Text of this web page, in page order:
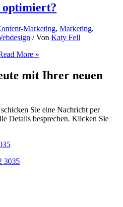
optimiert?
Marketing, Marketing,
/ Von Katy Fell
More »
mit Ihrer neuen
Sie eine Nachricht per
Details besprechen. Klicken Sie
3035